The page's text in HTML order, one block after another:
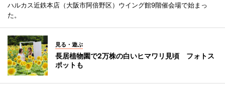
ハルカス近鉄本店（大阪市阿倍野区）ウイング館9階催会場で始まっ
た。
見る・遊ぶ
長居植物園で2万株の白いヒマワリ見頃 フォトス
ポットも